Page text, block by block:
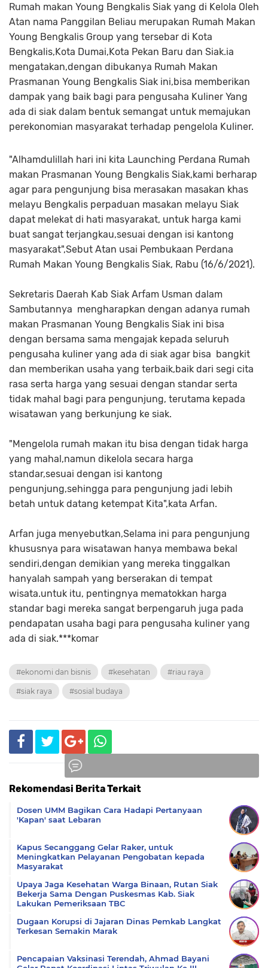
Rumah makan Young Bengkalis Siak yang di Kelola Oleh
Atan nama Panggilan Beliau merupakan Rumah Makan
Young Bengkalis Group yang tersebar di Kota
Bengkalis,Kota Dumai,Kota Pekan Baru dan Siak.ia
mengatakan,dengan dibukanya Rumah Makan
Prasmanan Young Bengkalis Siak ini,bisa memberikan
dampak yang baik bagi para pengusaha Kuliner Yang
ada di siak dalam bentuk semangat untuk memajukan
perekonomian masyarakat terhadap pengelola Kuliner.
"Alhamdulillah hari ini kita Launching Perdana Rumah
makan Prasmanan Young Bengkalis Siak,kami berharap
agar para pengunjung bisa merasakan masakan khas
melayu Bengkalis perpaduan masakan melayu Siak
dapat melekat di hati masyarakat, untuk harga kami
buat sangat terjangkau,sesuai dengan isi kantong
masyarakat",Sebut Atan usai Pembukaan Perdana
Rumah Makan Young Bengkalis Siak, Rabu (16/6/2021).
Sekretaris Daerah Kab Siak Arfam Usman dalam
Sambutannya mengharapkan dengan adanya rumah
makan Prasmanan Young Bengkalis Siak ini bisa
dengan bersama sama mengajak kepada seluruh
pengusaha kuliner yang ada di siak agar bisa bangkit
dan memberikan usaha yang terbaik,baik dari segi cita
rasa serta harga yang sesuai dengan standar serta
tidak mahal bagi para pengunjung, terutama kepada
wisatawan yang berkunjung ke siak.
"Mengelola rumah makan itu bisa dengan tidak harga
yang mahal,namun dikelola secara harga
standar,sesuai dengan isi kantong
pengunjung,sehingga para pengunjung jadi lebih
betah untuk datang ketempat Kita",kata Arfan.
Arfan juga menyebutkan,Selama ini para pengunjung
khususnya para wisatawan hanya membawa bekal
sendiri,dengan demikian yang mereka tinggalkan
hanyalah sampah yang berserakan di tempat
wisata.untuk itu, pentingnya mematokkan harga
standar bagi mereka sangat berpengaruh juga pada
pendapatan usaha bagi para pengusaha kuliner yang
ada di siak.***komar
#ekonomi dan bisnis #kesehatan #riau raya
#siak raya #sosial budaya
Rekomendasi Berita Terkait
Dosen UMM Bagikan Cara Hadapi Pertanyaan
'Kapan' saat Lebaran
Kapus Secanggang Gelar Raker, untuk
Meningkatkan Pelayanan Pengobatan kepada
Masyarakat
Upaya Jaga Kesehatan Warga Binaan, Rutan Siak
Bekerja Sama Dengan Puskesmas Kab. Siak
Lakukan Pemeriksaan TBC
Dugaan Korupsi di Jajaran Dinas Pemkab Langkat
Terkesan Semakin Marak
Pencapaian Vaksinasi Terendah, Ahmad Bayani